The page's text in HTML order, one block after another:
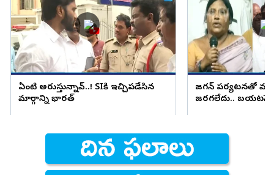
ఏంటి అరుస్తున్నావ్..! SIకి ఇచ్చిపడేసిన
మార్గాన్ని భారత్
జగన్ పర్యటనతో
జరగలేదు..